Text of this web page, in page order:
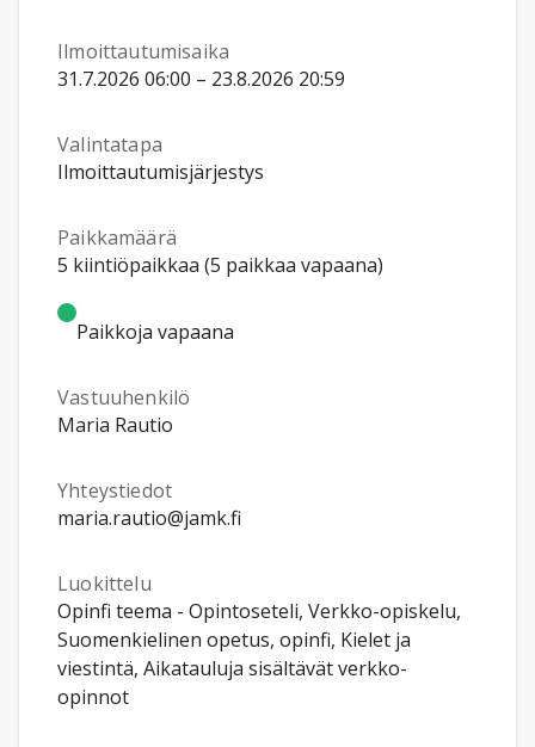
Ilmoittautumisaika
31.7.2026 06:00 – 23.8.2026 20:59
Valintatapa
Ilmoittautumisjärjestys
Paikkamäärä
5 kiintiöpaikkaa (5 paikkaa vapaana)
Paikkoja vapaana
Vastuuhenkilö
Maria Rautio
Yhteystiedot
maria.rautio@jamk.fi
Luokittelu
Opinfi teema - Opintoseteli, Verkko-opiskelu,
Suomenkielinen opetus, opinfi, Kielet ja
viestintä, Aikatauluja sisältävät verkko-
opinnot